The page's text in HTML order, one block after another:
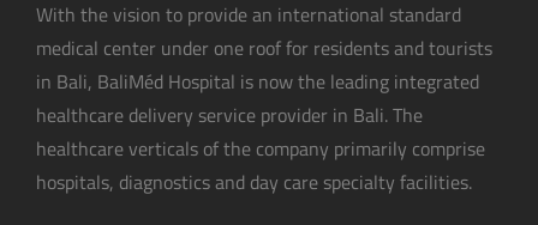
With the vision to provide an international standard
medical center under one roof for residents and tourists
in Bali, BaliMéd Hospital is now the leading integrated
healthcare delivery service provider in Bali. The
healthcare verticals of the company primarily comprise
hospitals, diagnostics and day care specialty facilities.